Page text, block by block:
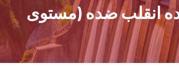
انقلب ضده (مستوى